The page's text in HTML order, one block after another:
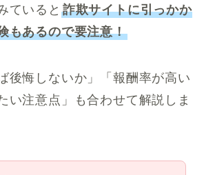
ていると 詐欺サイトに引っかか
もあるので要注意！
後悔しないか」「報酬率が高い
い注意点」も合わせて解説しま